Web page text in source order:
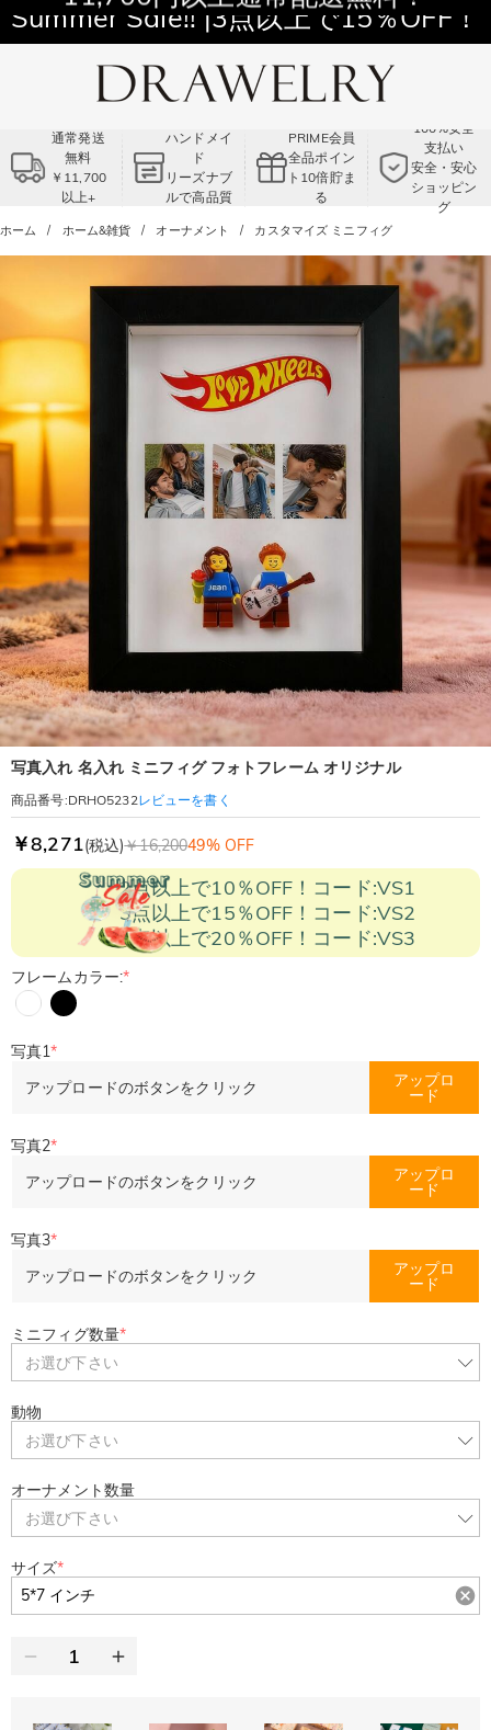
11,700円以上通常配送無料！
Summer Sale!! |3点以上で15％OFF！
コード:VS2
通常発送
無料
￥11,700
以上+
ハンドメイ
ド
リーズナブ
ルで高品質
PRIME会員
全品ポイン
ト10倍貯ま
る
100%安全
支払い
安全・安心
ショッピン
グ
ホーム ホーム&雑貨 オーナメント カスタマイズ ミニフィグ
写真入れ 名入れ ミニフィグ フォトフレーム オリジナル
商品番号:DRHO5232レビューを書く
￥8,271(税込)￥16,20049% OFF
2点以上で10％OFF！コード:VS1
3点以上で15％OFF！コード:VS2
5点以上で20％OFF！コード:VS3
フレームカラー:*
写真1*
アップロードのボタンをクリック
アップロ
ード
写真2*
アップロードのボタンをクリック
アップロ
ード
写真3*
アップロードのボタンをクリック
アップロ
ード
ミニフィグ数量*
お選び下さい
動物
お選び下さい
オーナメント数量
お選び下さい
サイズ*